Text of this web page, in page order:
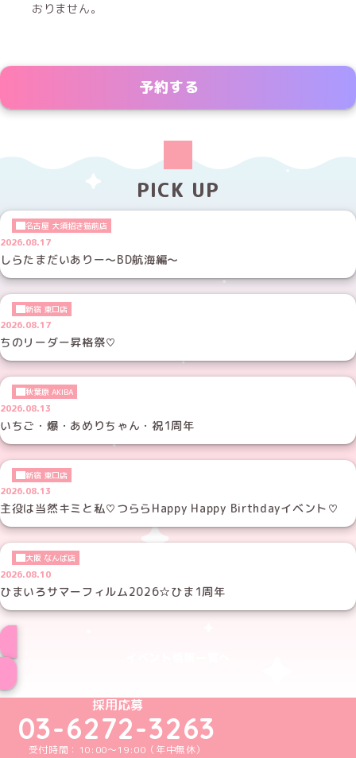
おりません。
予約する
PICK UP
名古屋 大須招き猫前店
2026.08.17
しらたまだいありー～BD航海編～
新宿 東口店
2026.08.17
ちのリーダー昇格祭♡
秋葉原 AKIBA
2026.08.13
いちご・爆・あめりちゃん・祝1周年
新宿 東口店
2026.08.13
主役は当然キミと私♡つららHappy Happy Birthdayイベント♡
大阪 なんば店
2026.08.10
ひまいろサマーフィルム2026☆ひま1周年
めいどりーみんTikTok公式アカウント
めいどりーみんX公式アカウント
めいどりーみんInstagram公式アカウント
めいどりーみんFacebook公式アカウン
めいどりーみんYouTube公式アカ
採用応募
03-6272-3263
受付時間：10:00～19:00（年中無休）